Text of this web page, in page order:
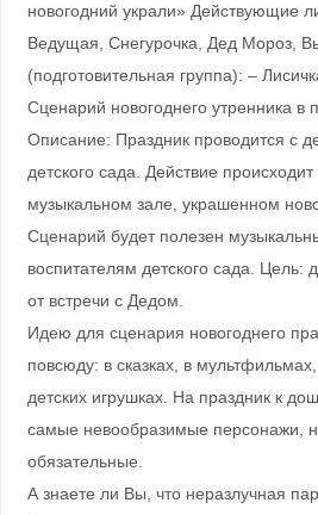
новогодний украли» Действующие
Ведущая, Снегурочка, Дед Мороз,
(подготовительная группа): –
Сценарий новогоднего утренника в
Описание: Праздник проводится с
детского сада. Действие
музыкальном зале, украшенном
Сценарий будет полезен
воспитателям детского сада. Цель:
от встречи с Дедом.
Идею для сценария новогоднего
повсюду: в сказках, в
детских игрушках. На праздник к
самые невообразимые персонажи,
обязательные.
А знаете ли Вы, что неразлучная